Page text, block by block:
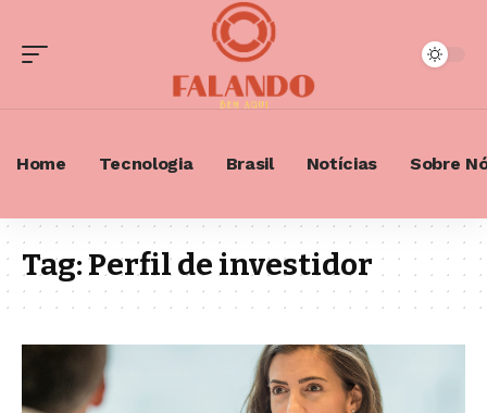
Home Tecnologia Brasil Notícias Sobre
Tag:Perfil de investidor